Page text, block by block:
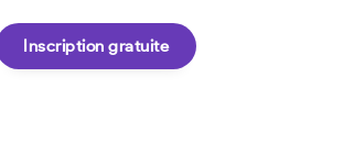
Inscription gratuite